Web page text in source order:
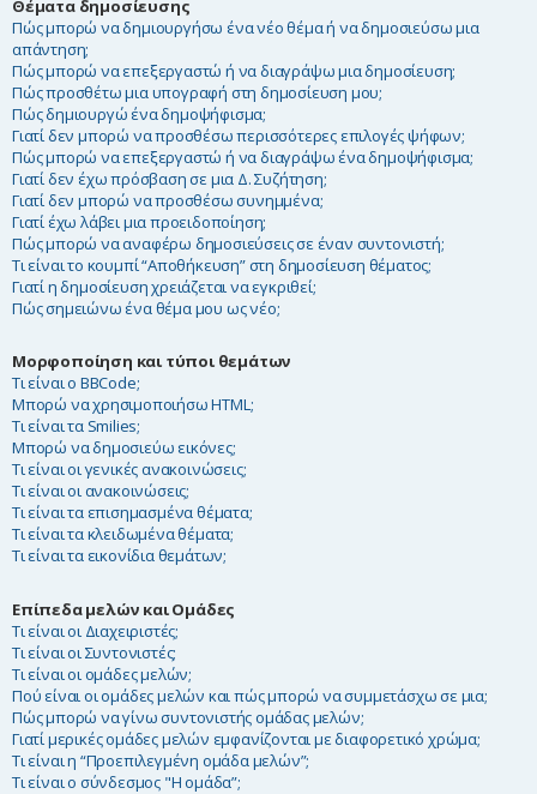
Θέματα δημοσίευσης
Πώς μπορώ να δημιουργήσω ένα νέο θέμα ή να δημοσιεύσω μια
απάντηση;
Πώς μπορώ να επεξεργαστώ ή να διαγράψω μια δημοσίευση;
Πώς προσθέτω μια υπογραφή στη δημοσίευση μου;
Πώς δημιουργώ ένα δημοψήφισμα;
Γιατί δεν μπορώ να προσθέσω περισσότερες επιλογές ψήφων;
Πώς μπορώ να επεξεργαστώ ή να διαγράψω ένα δημοψήφισμα;
Γιατί δεν έχω πρόσβαση σε μια Δ. Συζήτηση;
Γιατί δεν μπορώ να προσθέσω συνημμένα;
Γιατί έχω λάβει μια προειδοποίηση;
Πώς μπορώ να αναφέρω δημοσιεύσεις σε έναν συντονιστή;
Τι είναι το κουμπί “Αποθήκευση” στη δημοσίευση θέματος;
Γιατί η δημοσίευση χρειάζεται να εγκριθεί;
Πώς σημειώνω ένα θέμα μου ως νέο;
Μορφοποίηση και τύποι θεμάτων
Τι είναι ο BBCode;
Μπορώ να χρησιμοποιήσω HTML;
Τι είναι τα Smilies;
Μπορώ να δημοσιεύω εικόνες;
Τι είναι οι γενικές ανακοινώσεις;
Τι είναι οι ανακοινώσεις;
Τι είναι τα επισημασμένα θέματα;
Τι είναι τα κλειδωμένα θέματα;
Τι είναι τα εικονίδια θεμάτων;
Επίπεδα μελών και Ομάδες
Τι είναι οι Διαχειριστές;
Τι είναι οι Συντονιστές;
Τι είναι οι ομάδες μελών;
Πού είναι οι ομάδες μελών και πώς μπορώ να συμμετάσχω σε μια;
Πώς μπορώ να γίνω συντονιστής ομάδας μελών;
Γιατί μερικές ομάδες μελών εμφανίζονται με διαφορετικό χρώμα;
Τι είναι η “Προεπιλεγμένη ομάδα μελών”;
Τι είναι ο σύνδεσμος "Η ομάδα”;